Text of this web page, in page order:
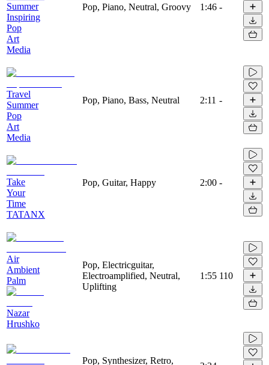
Summer
Inspiring
Pop
Art
Media
Pop, Piano, Neutral, Groovy 1:46 -
Travel
Summer
Pop
Art
Media
Pop, Piano, Bass, Neutral 2:11 -
Take
Your
Time
TATANX
Pop, Guitar, Happy 2:00 -
Air
Ambient
Palm
Nazar
Hrushko
Pop, Electricguitar,
Electroamplified, Neutral,
Uplifting
1:55 110
Pop, Synthesizer, Retro,